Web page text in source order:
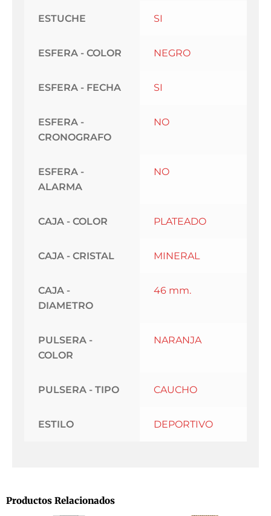
ESTUCHE SI
ESFERA - COLOR NEGRO
ESFERA - FECHA SI
ESFERA -
CRONOGRAFO
NO
ESFERA -
ALARMA
NO
CAJA - COLOR PLATEADO
CAJA - CRISTAL MINERAL
CAJA -
DIAMETRO
46 mm.
PULSERA -
COLOR
NARANJA
PULSERA - TIPO CAUCHO
ESTILO DEPORTIVO
Productos Relacionados